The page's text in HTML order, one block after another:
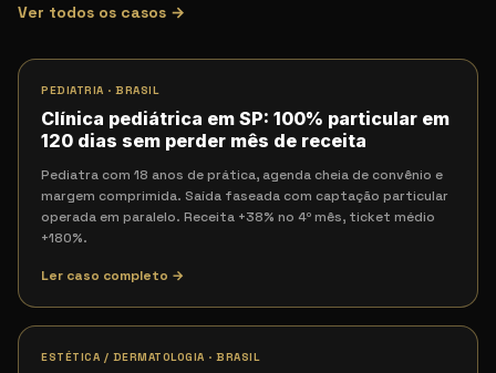
Ver todos os casos →
PEDIATRIA · BRASIL
Clínica pediátrica em SP: 100% particular em
120 dias sem perder mês de receita
Pediatra com 18 anos de prática, agenda cheia de convênio e
margem comprimida. Saída faseada com captação particular
operada em paralelo. Receita +38% no 4º mês, ticket médio
+180%.
Ler caso completo →
ESTÉTICA / DERMATOLOGIA · BRASIL